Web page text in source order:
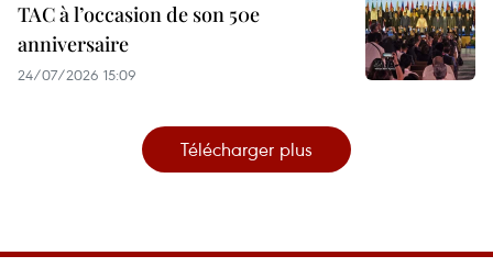
TAC à l’occasion de son 50e
anniversaire
24/07/2026 15:09
Télécharger plus